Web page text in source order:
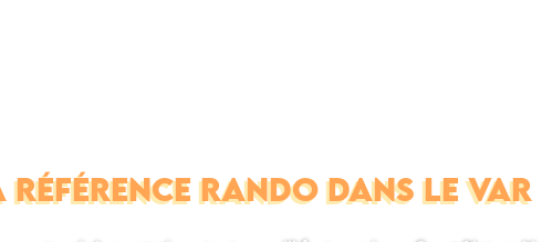
RÉFÉRENCE RANDO DANS LE VAR